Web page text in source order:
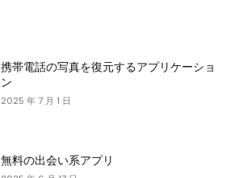
携帯電話の写真を復元するアプリケーショ
ン
2025 年 7 月 1 日
無料の出会い系アプリ